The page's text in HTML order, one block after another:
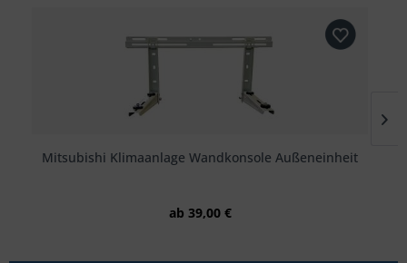
Mitsubishi Klimaanlage Wandkonsole Außeneinheit
ab 39,00 €